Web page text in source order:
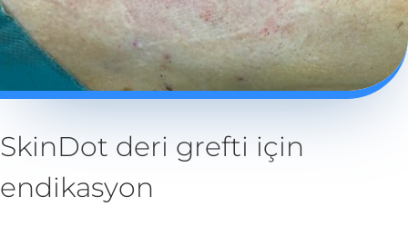
SkinDot deri grefti için
endikasyon